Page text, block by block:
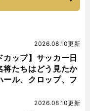
カップ】サッカー日
将たちはどう見たか
ール、クロップ、フ
2026.08.10更新
2026.08.10更新